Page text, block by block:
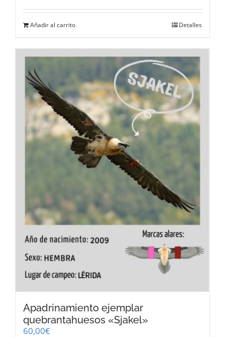
Añadir al carrito Detalles
Apadrinamiento ejemplar
quebrantahuesos «Sjakel»
60,00€